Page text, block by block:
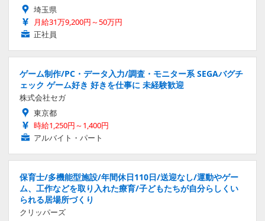
埼玉県
月給31万9,200円～50万円
正社員
ゲーム制作/PC・データ入力/調査・モニター系 SEGAバグチ
ェック ゲーム好き 好きを仕事に 未経験歓迎
株式会社セガ
東京都
時給1,250円～1,400円
アルバイト・パート
保育士/多機能型施設/年間休日110日/送迎なし/運動やゲー
ム、工作などを取り入れた療育/子どもたちが自分らしくい
られる居場所づくり
クリッパーズ